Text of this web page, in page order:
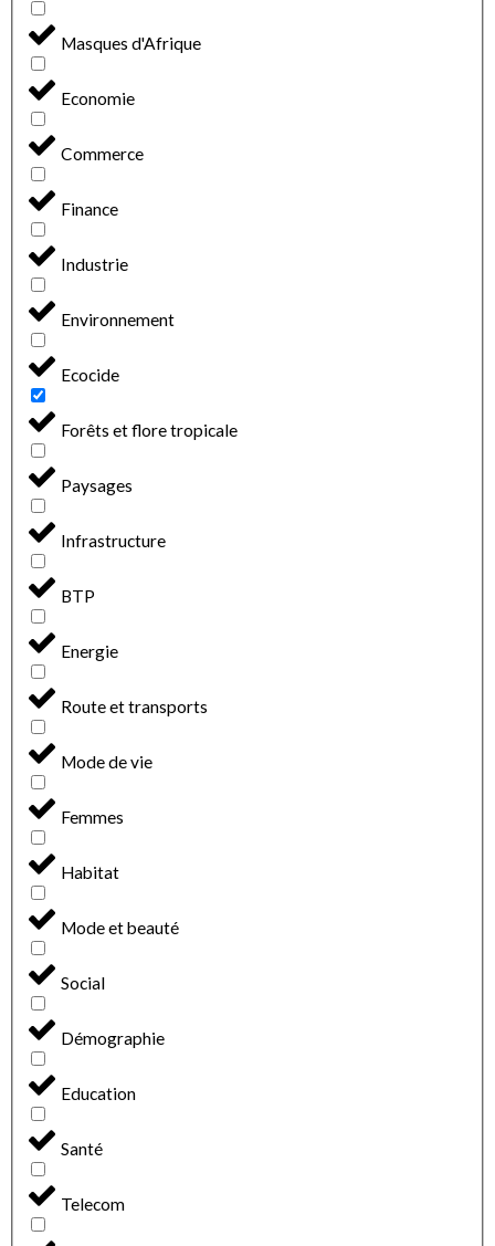
Masques d'Afrique
Economie
Commerce
Finance
Industrie
Environnement
Ecocide
Forêts et flore tropicale
Paysages
Infrastructure
BTP
Energie
Route et transports
Mode de vie
Femmes
Habitat
Mode et beauté
Social
Démographie
Education
Santé
Telecom